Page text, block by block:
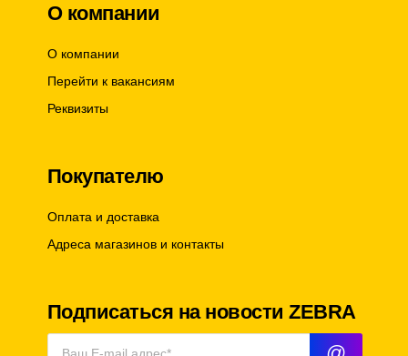
О компании
О компании
Перейти к вакансиям
Реквизиты
Покупателю
Оплата и доставка
Адреса магазинов и контакты
Подписаться на новости ZEBRA